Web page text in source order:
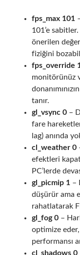
fps_max 101
101’e
önerilen
fiziğini
fps_override
monitörünüz
tanır.
gl_vsync 0–
fare
lag) anında
cl_weather 0
efektleri
PC’lerde
gl_picmip 1–
düşürür ama
rahatlatarak
gl_fog 0–
optimize
performansı
cl_shadows 0